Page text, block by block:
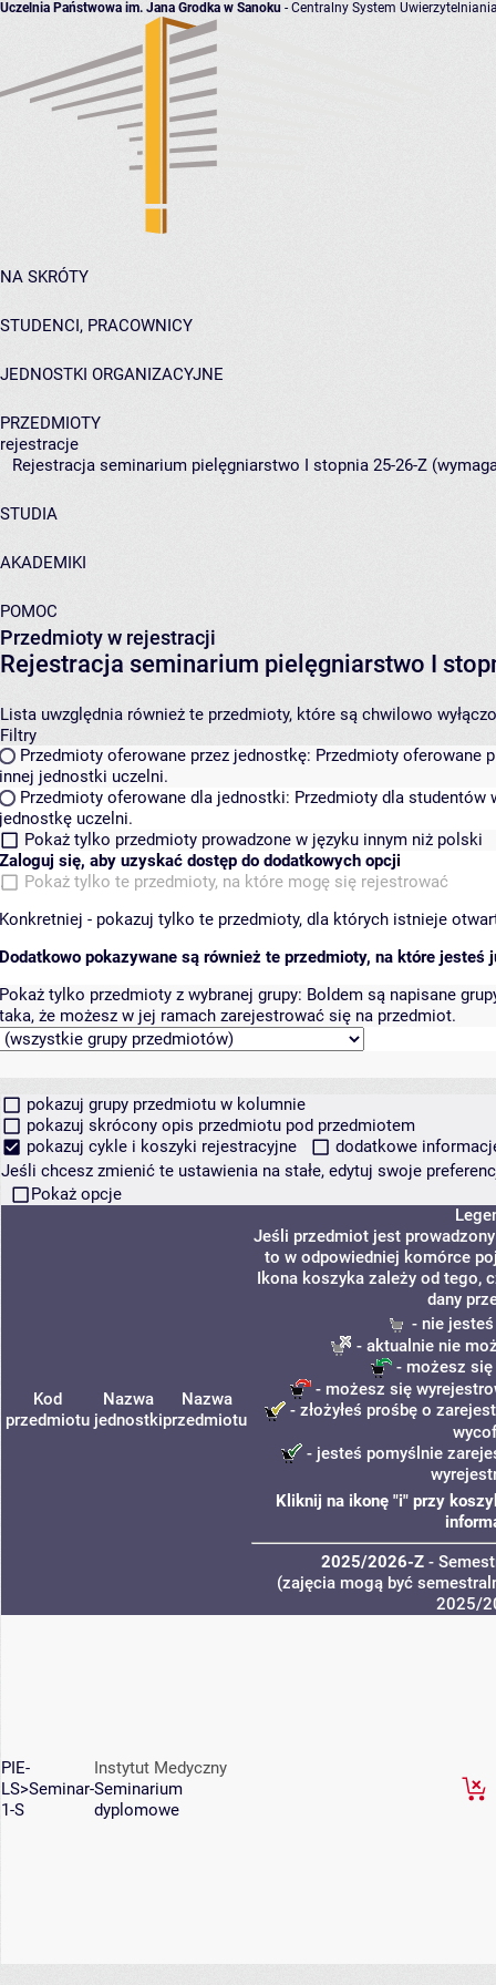
Uczelnia Państwowa im. Jana Grodka w Sanoku - Centralny System
NA SKRÓTY
STUDENCI, PRACOWNICY
JEDNOSTKI ORGANIZACYJNE
PRZEDMIOTY
rejestracje
Rejestracja seminarium pielęgniarstwo I stopnia 25-26-Z
STUDIA
AKADEMIKI
POMOC
Przedmioty w rejestracji
Rejestracja seminarium pielęgniarstwo I
Lista uwzględnia również te przedmioty, które są chwilowo
Filtry
Przedmioty oferowane przez jednostkę: Przedmioty oferowane
innej jednostki uczelni.
Przedmioty oferowane dla jednostki: Przedmioty dla studentów
jednostkę uczelni.
Pokaż tylko przedmioty prowadzone w języku innym niż polski
Zaloguj się, aby uzyskać dostęp do dodatkowych opcji
Pokaż tylko te przedmioty, na które mogę się rejestrować
Konkretniej - pokazuj tylko te przedmioty, dla których istnieje
Dodatkowo pokazywane są również te przedmioty, na które jesteś
Pokaż tylko przedmioty z wybranej grupy: Boldem są napisane
taka, że możesz w jej ramach zarejestrować się na przedmiot.
pokazuj grupy przedmiotu w kolumnie
pokazuj skrócony opis przedmiotu pod przedmiotem
pokazuj cykle i koszyki rejestracyjne
dodatkowe
Jeśli chcesz zmienić te ustawienia na stałe, edytuj swoje
Pokaż opcje
Kod
przedmiotu
Nazwa
jednostki
Nazwa
przedmiotu
Jeśli przedmiot jest
to w odpowiedniej komórce
Ikona koszyka zależy od tego,
dany
- nie
- aktualnie nie
- możesz
- możesz się
- złożyłeś prośbę o
- jesteś pomyślnie
Kliknij na ikonę "i" przy
2025/2026-Z-
(zajęcia mogą być
2025/
PIE-
LS>Seminar-
1-S
Instytut Medyczny
Seminarium
dyplomowe